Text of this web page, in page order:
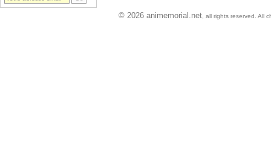
© 2026 animemorial.net , all rights reserved. All